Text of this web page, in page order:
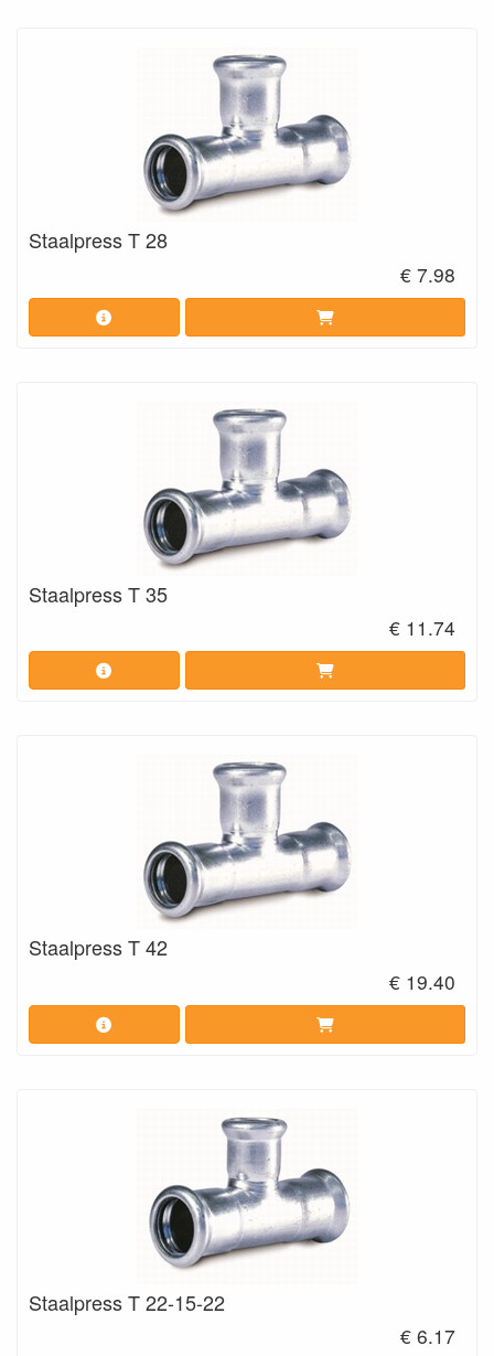
Staalpress T 28
€ 7.98
Staalpress T 35
€ 11.74
Staalpress T 42
€ 19.40
Staalpress T 22-15-22
€ 6.17